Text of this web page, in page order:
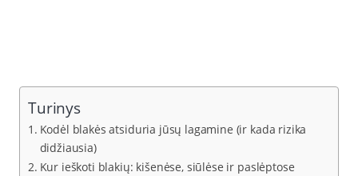
Turinys
Kodėl blakės atsiduria jūsų lagamine (ir kada rizika
didžiausia)
Kur ieškoti blakių: kišenėse, siūlėse ir paslėptose